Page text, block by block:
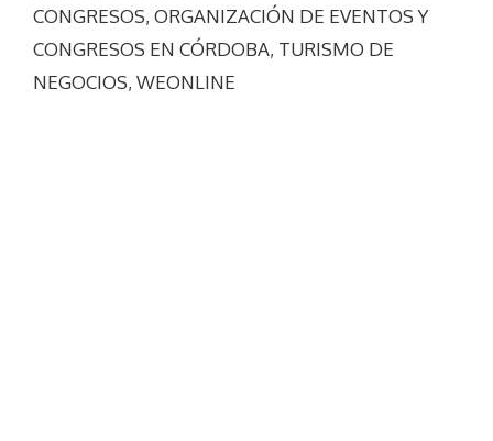
CONGRESOS, ORGANIZACIÓN DE EVENTOS Y
CONGRESOS EN CÓRDOBA, TURISMO DE
NEGOCIOS, WEONLINE